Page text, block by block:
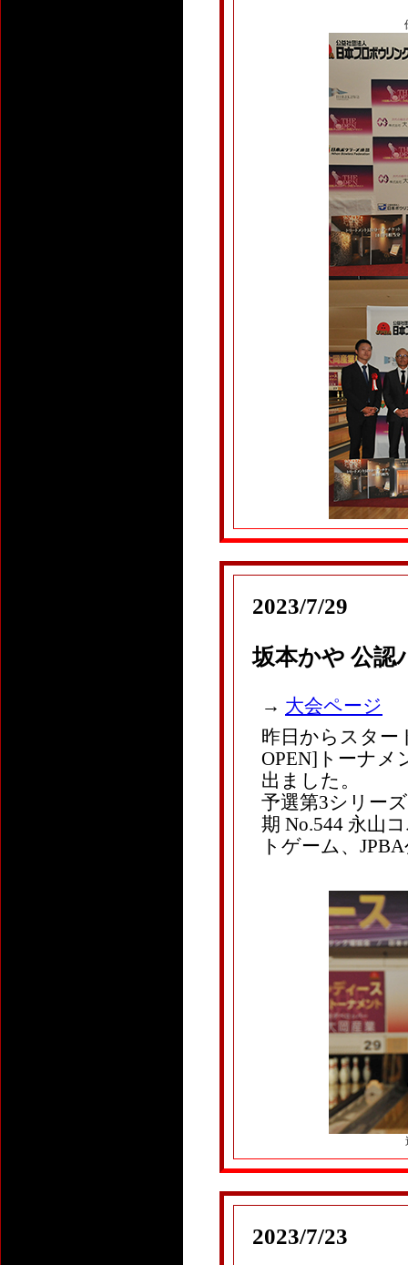
2023/7/29
坂本かや 公認
→ 大会ページ
昨日からスター
OPEN]トーナメ
出ました。
予選第3シリー
期 No.544 永山
トゲーム、
2023/7/23